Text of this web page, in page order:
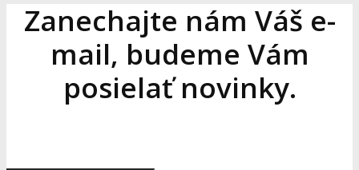
Zanechajte nám Váš e-
mail, budeme Vám
posielať novinky.